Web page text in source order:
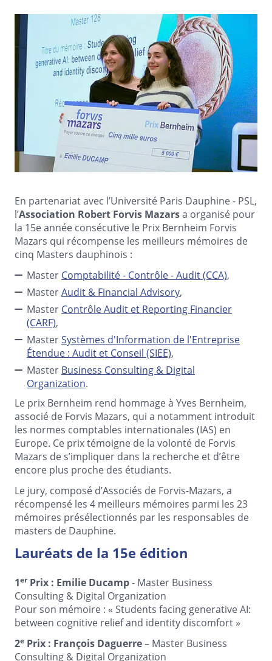
En partenariat avec l’Université Paris Dauphine - PSL,
l’Association Robert Forvis Mazarsa organisé pour
la 15e année consécutive le Prix Bernheim Forvis
Mazars qui récompense les meilleurs mémoires de
cinq Masters dauphinois :
Master Comptabilité - Contrôle - Audit (CCA),
MasterAudit & Financial Advisory,
Master Contrôle Audit et Reporting Financier
(CARF),
MasterSystèmes d'Information de l'Entreprise
Étendue : Audit et Conseil (SIEE),
Master Business Consulting & Digital
Organization.
Le prix Bernheim rend hommage à Yves Bernheim,
associé de Forvis Mazars, qui a notamment introduit
les normes comptables internationales (IAS) en
Europe. Ce prix témoigne de la volonté de Forvis
Mazars de s’impliquer dans la recherche et d’être
encore plus proche des étudiants.
Le jury, composé d’Associés de Forvis-Mazars, a
récompensé les 4 meilleurs mémoires parmi les 23
mémoires présélectionnés par les responsables de
masters de Dauphine.
Lauréats de la 15e édition
1erPrix : Emilie Ducamp- Master Business
Consulting & Digital Organization
Pour son mémoire : « Students facing generative AI:
between cognitive relief and identity discomfort »
2e Prix : François Daguerre– Master Business
Consulting & Digital Organization